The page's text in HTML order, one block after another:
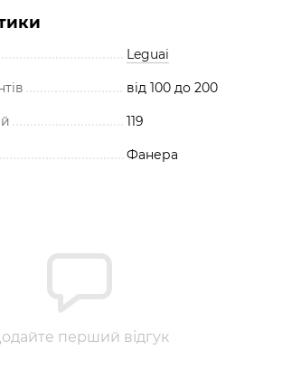
Leguai
від 100 до 200
119
Фанера
перший відгук